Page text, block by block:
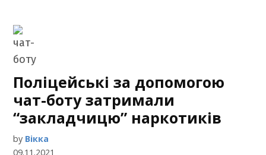
Поліцейські за допомогою
чат-боту затримали
“закладчицю” наркотиків
by Вікка
09.11.2021